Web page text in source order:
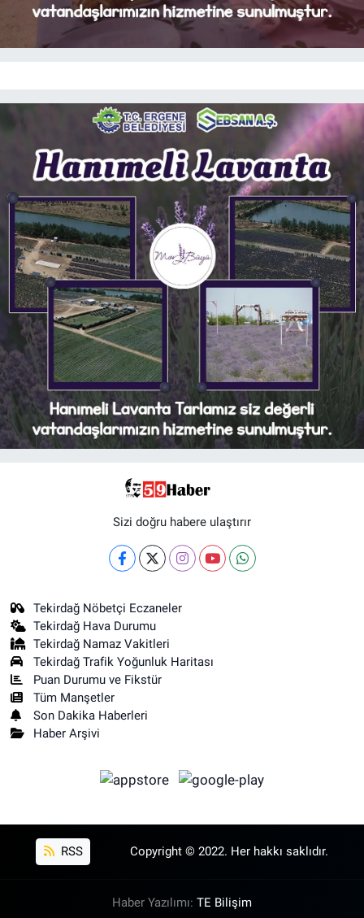
Sizi doğru habere ulaştırır
Tekirdağ Nöbetçi Eczaneler
Tekirdağ Hava Durumu
Tekirdağ Namaz Vakitleri
Tekirdağ Trafik Yoğunluk Haritası
Puan Durumu ve Fikstür
Tüm Manşetler
Son Dakika Haberleri
Haber Arşivi
RSS Copyright © 2022. Her hakkı saklıdır.
Haber Yazılımı: TE Bilişim